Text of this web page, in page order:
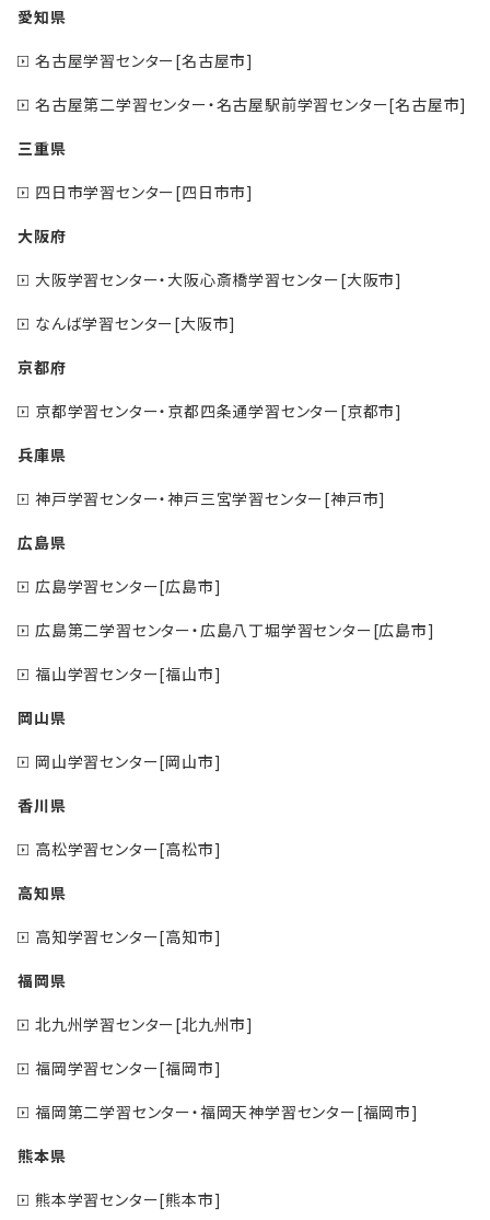
愛知県
名古屋学習センター[名古屋市]
名古屋第二学習センター・名古屋駅前学習センター[名古屋市]
三重県
四日市学習センター[四日市市]
大阪府
大阪学習センター・大阪心斎橋学習センター[大阪市]
なんば学習センター[大阪市]
京都府
京都学習センター・京都四条通学習センター[京都市]
兵庫県
神戸学習センター・神戸三宮学習センター[神戸市]
広島県
広島学習センター[広島市]
広島第二学習センター・広島八丁堀学習センター[広島市]
福山学習センター[福山市]
岡山県
岡山学習センター[岡山市]
香川県
高松学習センター[高松市]
高知県
高知学習センター[高知市]
福岡県
北九州学習センター[北九州市]
福岡学習センター[福岡市]
福岡第二学習センター・福岡天神学習センター[福岡市]
熊本県
熊本学習センター[熊本市]